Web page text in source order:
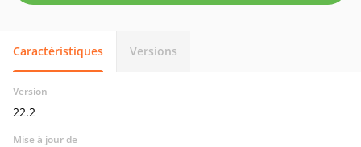
Caractéristiques Versions
Version
22.2
Mise à jour de